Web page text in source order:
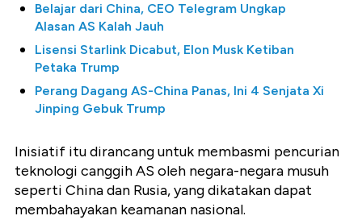
Belajar dari China, CEO Telegram Ungkap
Alasan AS Kalah Jauh
Lisensi Starlink Dicabut, Elon Musk Ketiban
Petaka Trump
Perang Dagang AS-China Panas, Ini 4 Senjata Xi
Jinping Gebuk Trump
Inisiatif itu dirancang untuk membasmi pencurian
teknologi canggih AS oleh negara-negara musuh
seperti China dan Rusia, yang dikatakan dapat
membahayakan keamanan nasional.